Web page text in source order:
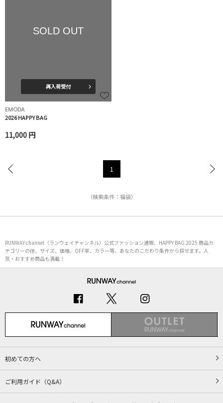
SOLD OUT
再入荷受付
EMODA
2026 HAPPY BAG
11,000 円
1
（検索条件：福袋）
RUNWAY channel（ランウェイチャンネル）公式ファッション通販、HAPPY BAG 2025 商品カ
テゴリーの他、サイズ、価格、OFF率、カラー等、あなたのこだわり条件から探せます。人
気・おすすめ商品も満載！
初めての方へ
ご利用ガイド（Q&A）